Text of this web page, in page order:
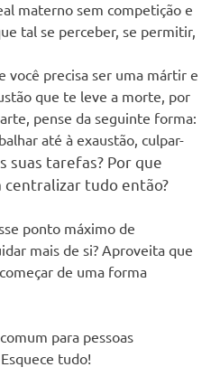
materno sem competição e
tal se perceber, se permitir,
você precisa ser uma mártir e
que te leve a morte, por
pense da seguinte forma:
até à exaustão, culpar-
suas tarefas? Por que
centralizar tudo então?
ponto máximo de
mais de si? Aproveita que
de uma forma
para pessoas
tudo!